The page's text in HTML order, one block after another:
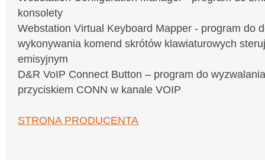
konsolety
Webstation Virtual Keyboard Mapper - program do
wykonywania komend skrótów klawiaturowych
emisyjnym
D&R VoIP Connect Button – program do
przyciskiem CONN w kanale VOIP
STRONA PRODUCENTA